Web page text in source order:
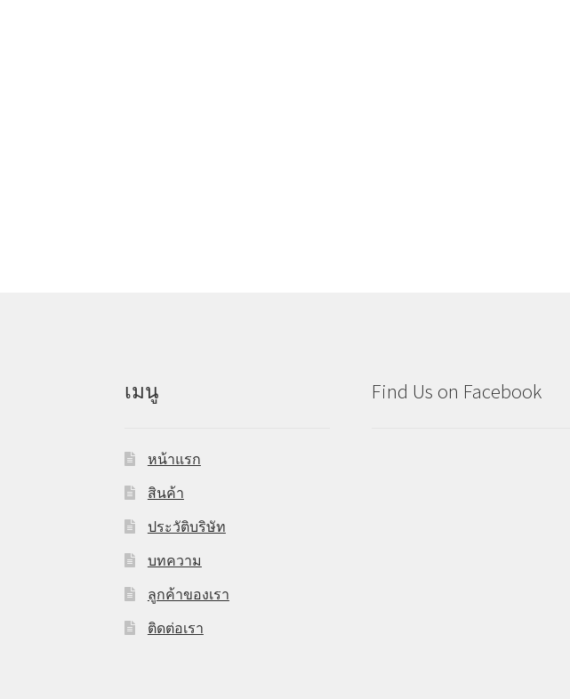
เมนู
หน้าแรก
สินค้า
ประวัติบริษัท
บทความ
ลูกค้าของเรา
ติดต่อเรา
Find Us on Facebook